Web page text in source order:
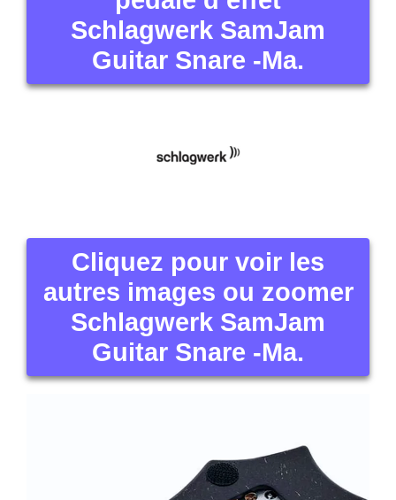
Schlagwerk SamJam
Guitar Snare -Ma.
Cliquez pour voir les
autres images ou zoomer
Schlagwerk SamJam
Guitar Snare -Ma.